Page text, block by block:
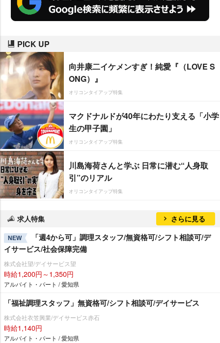
PICK UP
向井康二イケメンすぎ！純愛『（LOVE S
ONG）』
オリコンタイアップ特集
マクドナルドが40年にわたり支える「小学
生の甲子園」
オリコンタイアップ特集
川島海荷さんと学ぶ 日常に潜む“人身取
引”のリアル
オリコンタイアップ特集
求人特集 さらに見る
NEW
「週4から可」調理スタッフ/無資格可/シフト相談可/デ
イサービス/社会保障完備
株式会社望/デイサービス望
時給1,200円～1,350円
アルバイト・パート / 愛知県
「福祉調理スタッフ」無資格可/シフト相談可/デイサービス
株式会社衣笠興業/デイサービス赤石
時給1,140円
アルバイト・パート / 愛知県